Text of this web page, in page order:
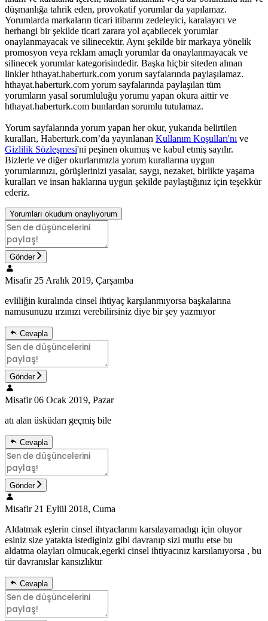
düşmanlığa tahrik eden, provokatif yorumlar da yapılamaz.
Yorumlarda markaların ticari itibarını zedeleyici, karalayıcı ve
herhangi bir şekilde ticari zarara yol açabilecek yorumlar
onaylanmayacak ve silinecektir. Aynı şekilde bir markaya yönelik
promosyon veya reklam amaçlı yorumlar da onaylanmayacak ve
silinecek yorumlar kategorisindedir. Başka hiçbir siteden alınan
linkler hthayat.haberturk.com yorum sayfalarında paylaşılamaz.
hthayat.haberturk.com yorum sayfalarında paylaşılan tüm
yorumların yasal sorumluluğu yorumu yapan okura aittir ve
hthayat.haberturk.com bunlardan sorumlu tutulamaz.
Yorum sayfalarında yorum yapan her okur, yukarıda belirtilen
kuralları, Haberturk.com’da yayınlanan Kullanım Koşulları'nı ve
Gizlilik Sözleşmesi'ni peşinen okumuş ve kabul etmiş sayılır.
Bizlerle ve diğer okurlarımızla yorum kurallarına uygun
yorumlarınızı, görüşlerinizi yasalar, saygı, nezaket, birlikte yaşama
kuralları ve insan haklarına uygun şekilde paylaştığınız için teşekkür
ederiz.
Yorumları okudum onaylıyorum
Gönder
Misafir 25 Aralık 2019, Çarşamba
evliliğin kuralında cinsel ihtiyaç karşılanmıyorsa başkalarına
namusunuzu ırzınızı verebilirsiniz diye bir şey yazmıyor
Cevapla
Gönder
Misafir 06 Ocak 2019, Pazar
atı alan üsküdarı geçmiş bile
Cevapla
Gönder
Misafir 21 Eylül 2018, Cuma
Aldatmak eşlerin cinsel ihtyaclarını karsılayamadıgı için oluyor
esiniz size yatakta istediginiz gibi davranıp sizi mutlu etse bu
aldatma olayları olmucak,egerki cinsel ihtiyacınız karsılanıyorsa , bu
tür davranıslar kansızlıktır
Cevapla